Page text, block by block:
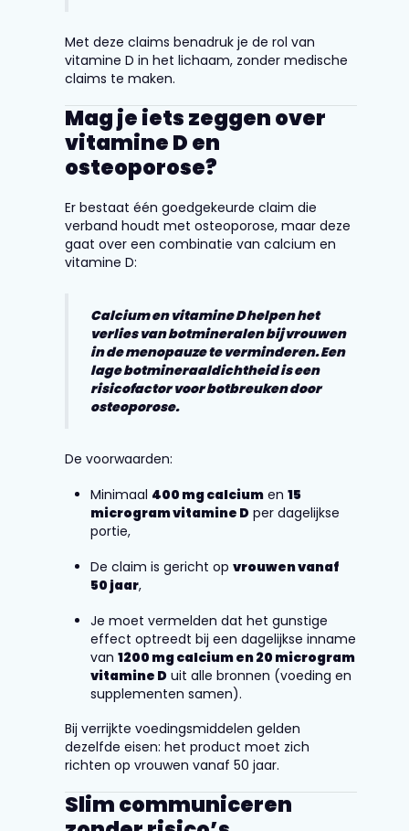
Met deze claims benadruk je de rol van
vitamine D in het lichaam, zonder medische
claims te maken.
Mag je iets zeggen over
vitamine D en
osteoporose?
Er bestaat één goedgekeurde claim die
verband houdt met osteoporose, maar deze
gaat over een combinatie van calcium en
vitamine D:
Calcium en vitamine D helpen het
verlies van botmineralen bij vrouwen
in de menopauze te verminderen. Een
lage botmineraaldichtheid is een
risicofactor voor botbreuken door
osteoporose.
De voorwaarden:
Minimaal 400 mg calcium en15
microgram vitamine D per dagelijkse
portie,
De claim is gericht opvrouwen vanaf
50 jaar,
Je moet vermelden dat het gunstige
effect optreedt bij een dagelijkse inname
van1200 mg calcium en 20 microgram
vitamine D uit alle bronnen (voeding en
supplementen samen).
Bij verrijkte voedingsmiddelen gelden
dezelfde eisen: het product moet zich
richten op vrouwen vanaf 50 jaar.
Slim communiceren